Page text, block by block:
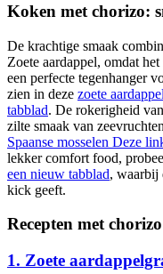
Koken met chorizo:
De krachtige smaak
Zoete aardappel, omdat
een perfecte tegenhanger
zien in deze zoete
tabblad. De rokerigheid
zilte smaak van
Spaanse mosselen Deze
lekker comfort food,
een nieuw tabblad, waarbij
kick geeft.
Recepten met chorizo
1. Zoete